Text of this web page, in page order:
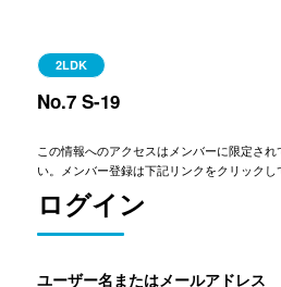
2LDK
No.7 S-19
この情報へのアクセスはメンバーに限定さ
い。メンバー登録は下記リンクをクリックし
ログイン
ユーザー名またはメールアドレス